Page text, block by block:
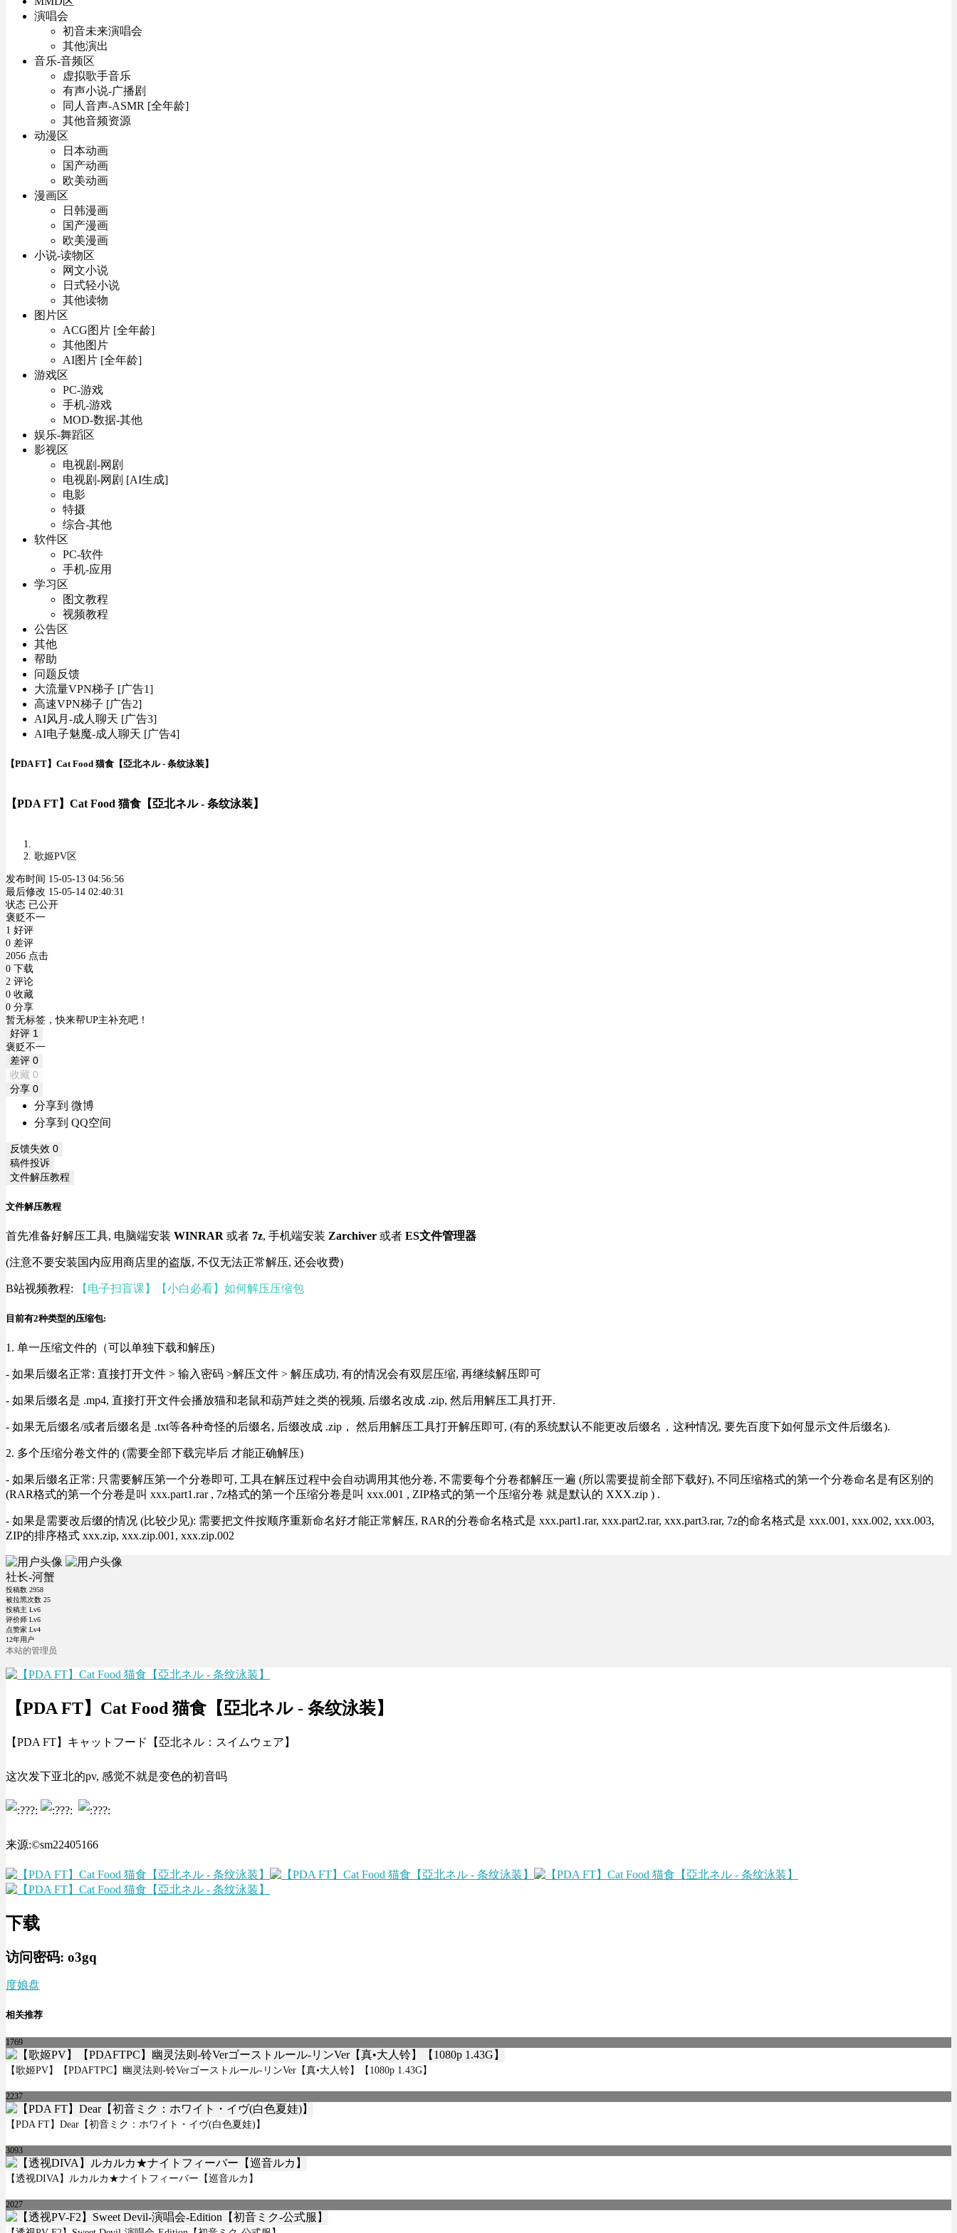
演唱会
初音未来演唱会
其他演出
音乐-音频区
虚拟歌手音乐
有声小说-广播剧
同人音声-ASMR [全年龄]
其他音频资源
动漫区
日本动画
国产动画
欧美动画
漫画区
日韩漫画
国产漫画
欧美漫画
小说-读物区
网文小说
日式轻小说
其他读物
图片区
ACG图片 [全年龄]
其他图片
AI图片 [全年龄]
游戏区
PC-游戏
手机-游戏
MOD-数据-其他
娱乐-舞蹈区
影视区
电视剧-网剧
电视剧-网剧 [AI生成]
电影
特摄
综合-其他
软件区
PC-软件
手机-应用
学习区
图文教程
视频教程
公告区
其他
帮助
问题反馈
大流量VPN梯子 [广告1]
高速VPN梯子 [广告2]
AI风月-成人聊天 [广告3]
AI电子魅魔-成人聊天 [广告4]
【PDA FT】Cat Food 猫食【亞北ネル - 条纹泳装】
【PDA FT】Cat Food 猫食【亞北ネル - 条纹泳装】
歌姬PV区
发布时间 15-05-13 04:56:56
最后修改 15-05-14 02:40:31
状态 已公开
褒贬不一
1 好评
0 差评
2056 点击
0 下载
2 评论
0 收藏
0 分享
暂无标签，快来帮UP主补充吧！
好评 1
褒贬不一
差评 0
收藏 0
分享 0
分享到 微博
分享到 QQ空间
反馈失效 0
稿件投诉
文件解压教程
文件解压教程
首先准备好解压工具, 电脑端安装 WINRAR 或者 7z, 手机端安装 Zarchiver 或者 ES文件管理器
(注意不要安装国内应用商店里的盗版, 不仅无法正常解压, 还会收费)
B站视频教程: 【电子扫盲课】【小白必看】如何解压压缩包
目前有2种类型的压缩包:
1. 单一压缩文件的（可以单独下载和解压)
- 如果后缀名正常: 直接打开文件 > 输入密码 >解压文件 > 解压成功, 有的情况会有双层压缩, 再继续解压即可
- 如果后缀名是 .mp4, 直接打开文件会播放猫和老鼠和葫芦娃之类的视频, 后缀名改成 .zip, 然后用解压工具打开.
- 如果无后缀名/或者后缀名是 .txt等各种奇怪的后缀名, 后缀改成 .zip， 然后用解压工具打开解压即可, (有的系统默认不能更改后缀名，这种情况, 要先百度下如何显示文件后缀名).
2. 多个压缩分卷文件的 (需要全部下载完毕后 才能正确解压)
- 如果后缀名正常: 只需要解压第一个分卷即可, 工具在解压过程中会自动调用其他分卷, 不需要每个分卷都解压一遍 (所以需要提前全部下载好), 不同压缩格式的第一个分卷命名是有区别的
(RAR格式的第一个分卷是叫 xxx.part1.rar , 7z格式的第一个压缩分卷是叫 xxx.001 , ZIP格式的第一个压缩分卷 就是默认的 XXX.zip ) .
- 如果是需要改后缀的情况 (比较少见): 需要把文件按顺序重新命名好才能正常解压, RAR的分卷命名格式是 xxx.part1.rar, xxx.part2.rar, xxx.part3.rar, 7z的命名格式是 xxx.001, xxx.002, xxx.003,
ZIP的排序格式 xxx.zip, xxx.zip.001, xxx.zip.002
社长-河蟹
投稿数 2958
被拉黑次数 25
投稿主 Lv6
评价师 Lv6
点赞家 Lv4
12年用户
本站的管理员
【PDA FT】Cat Food 猫食【亞北ネル - 条纹泳装】
【PDA FT】キャットフード【亞北ネル：スイムウェア】
这次发下亚北的pv, 感觉不就是变色的初音吗
来源:©sm22405166
下载
访问密码: o3gq
度娘盘
相关推荐
1769
【歌姬PV】【PDAFTPC】幽灵法则-铃Verゴーストルール-リンVer【真•大人铃】【1080p 1.43G】
2237
【PDA FT】Dear【初音ミク：ホワイト・イヴ(白色夏娃)】
3093
【透视DIVA】ルカルカ★ナイトフィーバー【巡音ルカ】
2027